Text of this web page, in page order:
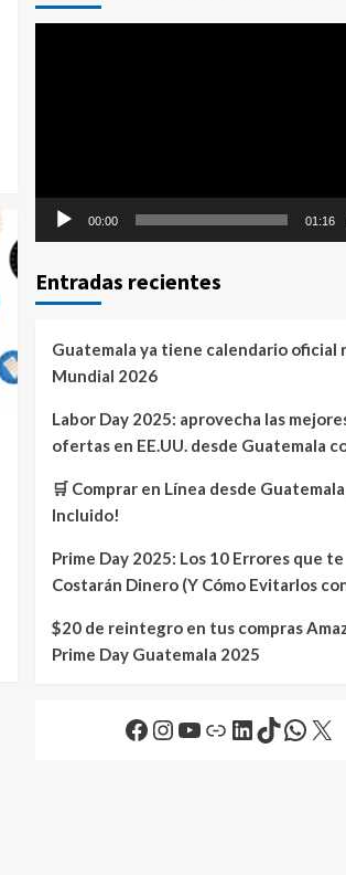
00:00 01:16
Entradas recientes
Guatemala ya tiene calendario oficial
Mundial 2026
Labor Day 2025: aprovecha las
ofertas en EE.UU. desde Guatemala
🛒 Comprar en Línea desde
Incluido!
Prime Day 2025: Los 10 Errores que te
Costarán Dinero (Y Cómo Evitarlos
$20 de reintegro en tus compras
Prime Day Guatemala 2025
Facebook
Instagram
YouTube
LinkLinkedIn
TikTok
X